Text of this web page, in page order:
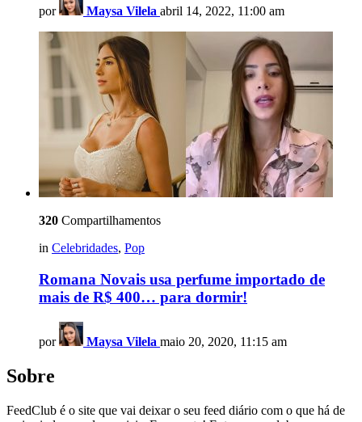
por Maysa Vilela abril 14, 2022, 11:00 am
320 Compartilhamentos
in Celebridades, Pop
Romana Novais usa perfume importado de
mais de R$ 400… para dormir!
por Maysa Vilela maio 20, 2020, 11:15 am
Sobre
FeedClub é o site que vai deixar o seu feed diário com o que há de